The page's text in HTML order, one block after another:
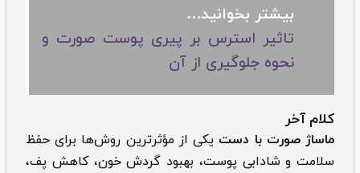
بیشتر بخوانید…
تاثیر استرس بر پیری پوست صورت و
نحوه جلوگیری از آن
کلام آخر
ماساژ صورت با دست یکی از مؤثرترین روش‌ها برای حفظ
سلامت و شادابی پوست، بهبود گردش خون، کاهش پف،